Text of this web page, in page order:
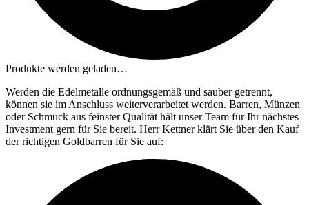
Produkte werden geladen…
Werden die Edelmetalle ordnungsgemäß und sauber getrennt,
können sie im Anschluss weiterverarbeitet werden. Barren, Münzen
oder Schmuck aus feinster Qualität hält unser Team für Ihr nächstes
Investment gern für Sie bereit. Herr Kettner klärt Sie über den Kauf
der richtigen Goldbarren für Sie auf: